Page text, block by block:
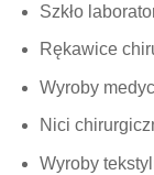
Szkło
Rękawice
Wyroby
Nici
Wyroby